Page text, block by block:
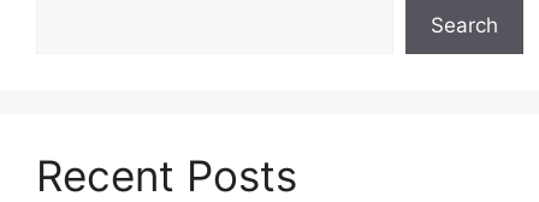
Search
Recent Posts